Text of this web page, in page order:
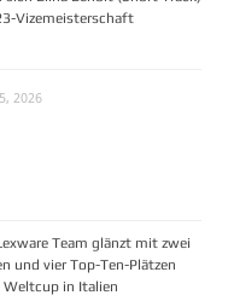
Vizemeisterschaft
2026
Team glänzt mit zwei
und vier Top-Ten-Plätzen
Weltcup in Italien